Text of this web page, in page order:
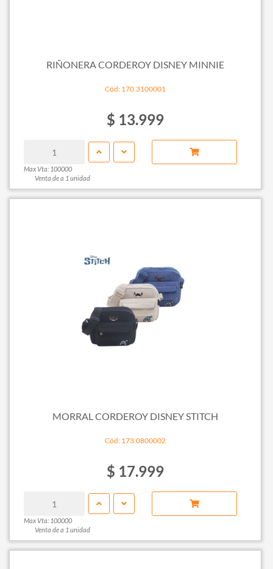
RIÑONERA CORDEROY DISNEY MINNIE
Cód: 170.3100001
$ 13.999
Max Vta: 100000
Venta de a 1 unidad
MORRAL CORDEROY DISNEY STITCH
Cód: 173.0800002
$ 17.999
Max Vta: 100000
Venta de a 1 unidad